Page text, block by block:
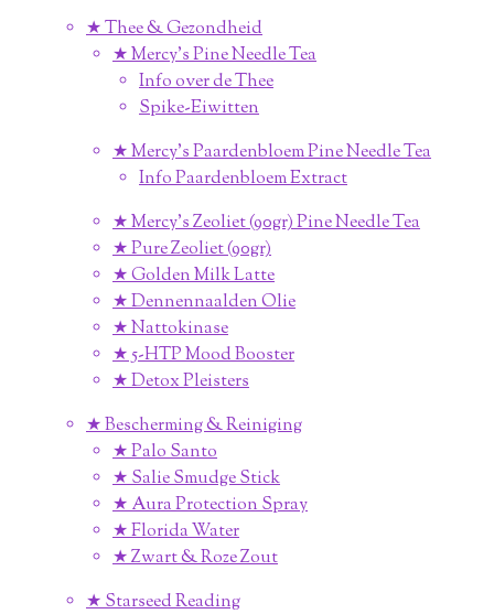
★ Thee & Gezondheid
★ Mercy's Pine Needle Tea
Info over de Thee
Spike-Eiwitten
★ Mercy's Paardenbloem Pine Needle Tea
Info Paardenbloem Extract
★ Mercy's Zeoliet (90gr) Pine Needle Tea
★ Pure Zeoliet (90gr)
★ Golden Milk Latte
★ Dennennaalden Olie
★ Nattokinase
★ 5-HTP Mood Booster
★ Detox Pleisters
★ Bescherming & Reiniging
★ Palo Santo
★ Salie Smudge Stick
★ Aura Protection Spray
★ Florida Water
★ Zwart & Roze Zout
★ Starseed Reading